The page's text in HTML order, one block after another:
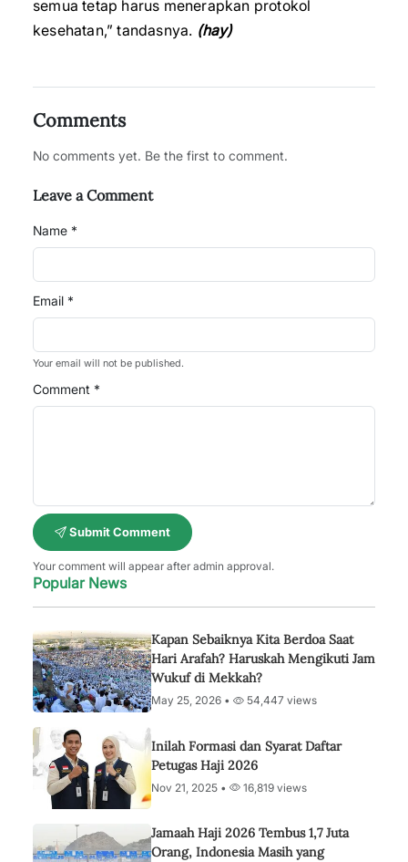
semua tetap harus menerapkan protokol
kesehatan,” tandasnya. (hay)
Comments
No comments yet. Be the first to comment.
Leave a Comment
Name *
Email *
Your email will not be published.
Comment *
Submit Comment
Your comment will appear after admin approval.
Popular News
Kapan Sebaiknya Kita Berdoa Saat
Hari Arafah? Haruskah Mengikuti Jam
Wukuf di Mekkah?
May 25, 2026 • 54,447 views
Inilah Formasi dan Syarat Daftar
Petugas Haji 2026
Nov 21, 2025 • 16,819 views
Jamaah Haji 2026 Tembus 1,7 Juta
Orang, Indonesia Masih yang